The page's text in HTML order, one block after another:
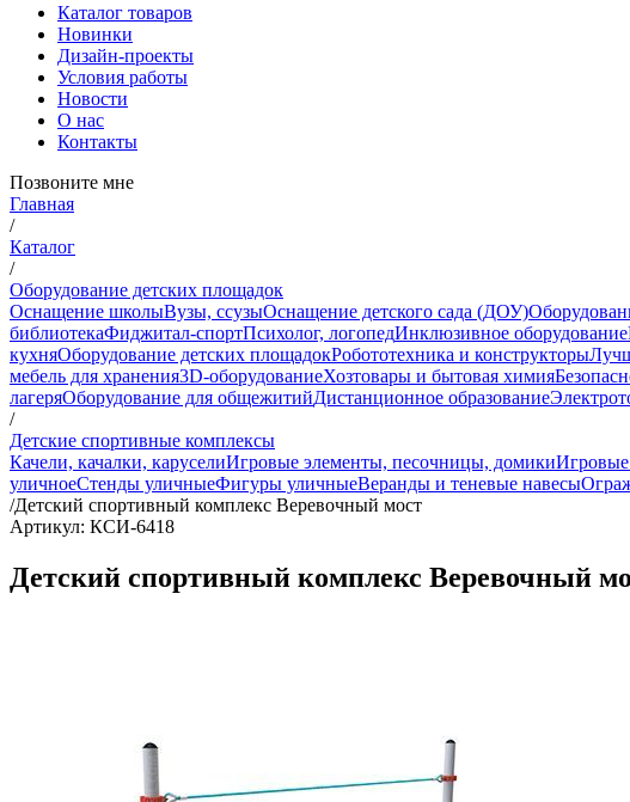
Каталог товаров
Новинки
Дизайн-проекты
Условия работы
Новости
О нас
Контакты
Позвоните мне
Главная
/
Каталог
/
Оборудование детских площадок
Оснащение школыВузы, ссузыОснащение детского сада (ДОУ)
библиотекаФиджитал-спортПсихолог, логопедИнклюзивное оборудование
кухняОборудование детских площадокРобототехника и конструкторы
мебель для хранения3D-оборудованиеХозтовары и бытовая химия
лагеряОборудование для общежитийДистанционное образование
/
Детские спортивные комплексы
Качели, качалки, каруселиИгровые элементы, песочницы, домики
уличноеСтенды уличныеФигуры уличныеВеранды и теневые навесы
/Детский спортивный комплекс Веревочный мост
Артикул: КСИ-6418
Детский спортивный комплекс Веревочный